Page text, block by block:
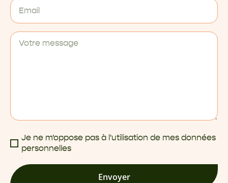
Je ne m'oppose pas à l'utilisation de mes données
personnelles
Envoyer